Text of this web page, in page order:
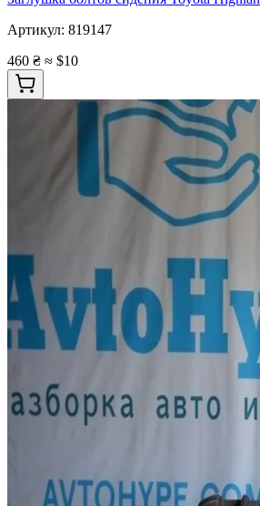
Артикул: 819147
460 ₴ ≈ $10